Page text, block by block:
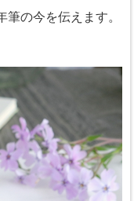
の今を伝えます。